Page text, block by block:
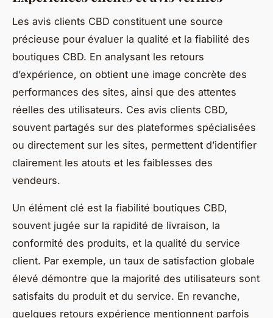
Les avis clients CBD constituent une source
précieuse pour évaluer la qualité et la fiabilité des
boutiques CBD. En analysant les retours
d’expérience, on obtient une image concrète des
performances des sites, ainsi que des attentes
réelles des utilisateurs. Ces avis clients CBD,
souvent partagés sur des plateformes spécialisées
ou directement sur les sites, permettent d’identifier
clairement les atouts et les faiblesses des
vendeurs.
Un élément clé est la fiabilité boutiques CBD,
souvent jugée sur la rapidité de livraison, la
conformité des produits, et la qualité du service
client. Par exemple, un taux de satisfaction globale
élevé démontre que la majorité des utilisateurs sont
satisfaits du produit et du service. En revanche,
quelques retours expérience mentionnent parfois